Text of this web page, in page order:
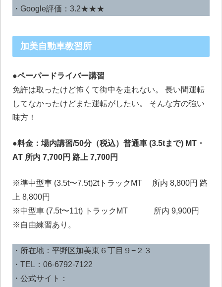
・Google評価：3.2★★★
加美自動車教習所
●ペーパードライバー講習
免許は取ったけど怖くて街中を走れない。 長い間運転
してなかったけどまた運転がしたい。 そんな方の強い
味方！
●料金：場内講習/50分（税込）普通車 (3.5tまで) MT・
AT 所内 7,700円 路上 7,700円
※準中型車 (3.5t〜7.5t)2tトラックMT 所内 8,800円 路
上 8,800円
※中型車 (7.5t〜11t) トラックMT 所内 9,900円
※自由練習あり。
・所在地：平野区加美東６丁目９−２３
・TEL：06-6792-7122
・公式サイト：